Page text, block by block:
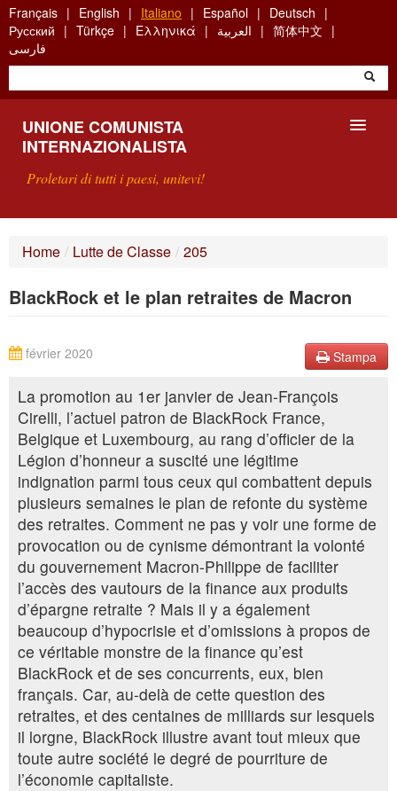
Skip
to
main
content
Français English Italiano Español
Deutsch
Русский
Türkçe Ελληνικά العربية
简体中文
فارسی
UNIONE COMUNISTA
INTERNAZIONALISTA
Proletari di tutti i paesi, unitevi!
SCRIVETECI
Home / Lutte de Classe / 205
BlackRock et le plan retraites de Macron
Stampa
février 2020
La promotion au 1er janvier de Jean-François
Cirelli, l’actuel patron de BlackRock France,
Belgique et Luxembourg, au rang d’officier de la
Légion d’honneur a suscité une légitime
indignation parmi tous ceux qui combattent depuis
plusieurs semaines le plan de refonte du système
des retraites. Comment ne pas y voir une forme de
provocation ou de cynisme démontrant la volonté
du gouvernement Macron-Philippe de faciliter
l’accès des vautours de la finance aux produits
d’épargne retraite ? Mais il y a également
beaucoup d’hypocrisie et d’omissions à propos de
ce véritable monstre de la finance qu’est
BlackRock et de ses concurrents, eux, bien
français. Car, au-delà de cette question des
retraites, et des centaines de milliards sur lesquels
il lorgne, BlackRock illustre avant tout mieux que
toute autre société le degré de pourriture de
l’économie capitaliste.